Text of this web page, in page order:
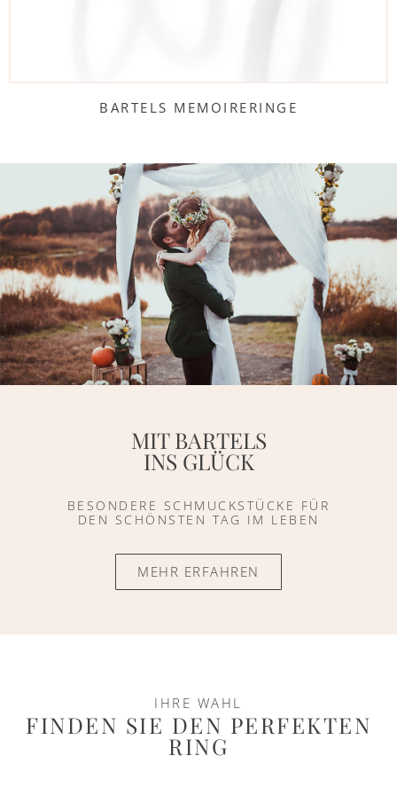
BARTELS MEMOIRERINGE
MIT BARTELS
INS GLÜCK
BESONDERE SCHMUCKSTÜCKE FÜR
DEN SCHÖNSTEN TAG IM LEBEN
MEHR ERFAHREN
IHRE WAHL
FINDEN SIE DEN PERFEKTEN
RING